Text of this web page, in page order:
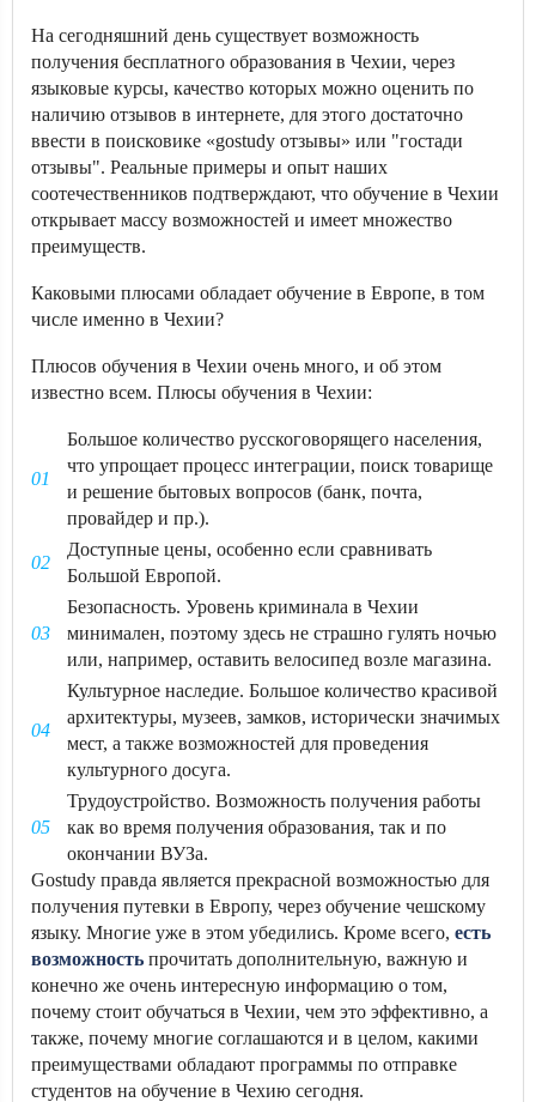
На сегодняшний день существует возможность
получения бесплатного образования в Чехии, через
языковые курсы, качество которых можно оценить по
наличию отзывов в интернете, для этого достаточно
ввести в поисковике «gostudy отзывы» или "гостади
отзывы". Реальные примеры и опыт наших
соотечественников подтверждают, что обучение в Чехии
открывает массу возможностей и имеет множество
преимуществ.
Каковыми плюсами обладает обучение в Европе, в том
числе именно в Чехии?
Плюсов обучения в Чехии очень много, и об этом
известно всем. Плюсы обучения в Чехии:
Большое количество русскоговорящего населения,
что упрощает процесс интеграции, поиск товарище
и решение бытовых вопросов (банк, почта,
провайдер и пр.).
Доступные цены, особенно если сравнивать
Большой Европой.
Безопасность. Уровень криминала в Чехии
минимален, поэтому здесь не страшно гулять ночью
или, например, оставить велосипед возле магазина.
Культурное наследие. Большое количество красивой
архитектуры, музеев, замков, исторически значимых
мест, а также возможностей для проведения
культурного досуга.
Трудоустройство. Возможность получения работы
как во время получения образования, так и по
окончании ВУЗа.
Gostudy правда является прекрасной возможностью для
получения путевки в Европу, через обучение чешскому
языку. Многие уже в этом убедились. Кроме всего, есть
возможность прочитать дополнительную, важную и
конечно же очень интересную информацию о том,
почему стоит обучаться в Чехии, чем это эффективно, а
также, почему многие соглашаются и в целом, какими
преимуществами обладают программы по отправке
студентов на обучение в Чехию сегодня.